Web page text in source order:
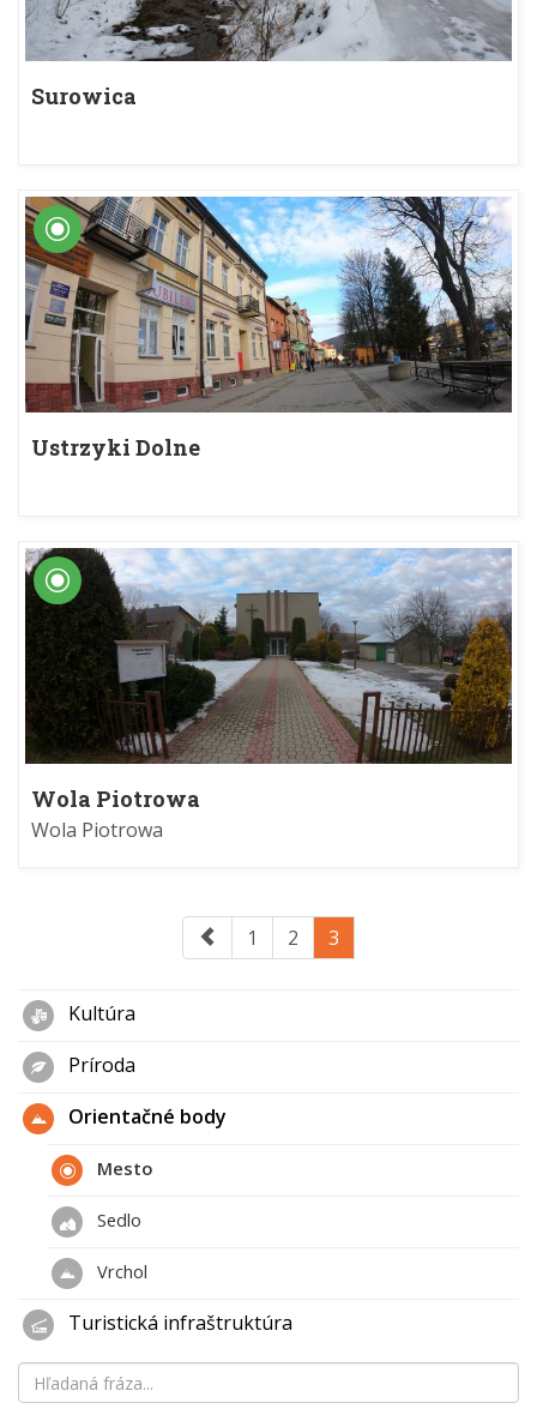
Surowica
Ustrzyki Dolne
Wola Piotrowa
Wola Piotrowa
1 2 3
Kultúra
Príroda
Orientačné body
Mesto
Sedlo
Vrchol
Turistická infraštruktúra